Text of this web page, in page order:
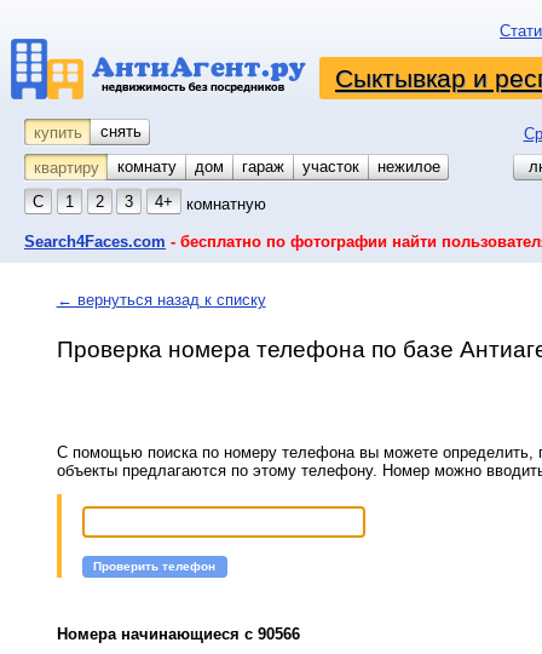
Сыктывкар и
купить снять
квартиру
комнату койко-место
дом гараж участок
нежилое
С
1 2 3 4+ комнатную
Search4Faces.com - бесплатно по фотографии найти
← вернуться назад к списку
Проверка номера телефона по базе
С помощью поиска по номеру телефона вы можете определить,
объекты предлагаются по этому телефону. Номер можно
Проверить телефон
Номера начинающиеся с 90566